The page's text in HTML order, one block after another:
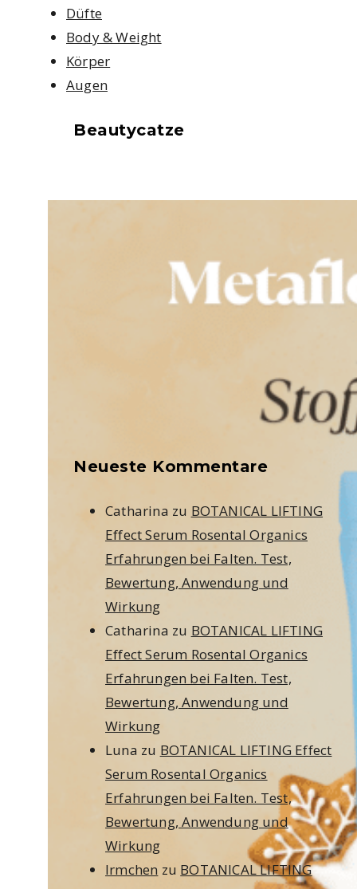
Düfte
Body & Weight
Körper
Augen
Beautycatze
Neueste Kommentare
Catharina zu BOTANICAL LIFTING
Effect Serum Rosental Organics
Erfahrungen bei Falten. Test,
Bewertung, Anwendung und
Wirkung
Catharina zu BOTANICAL LIFTING
Effect Serum Rosental Organics
Erfahrungen bei Falten. Test,
Bewertung, Anwendung und
Wirkung
Luna zu BOTANICAL LIFTING Effect
Serum Rosental Organics
Erfahrungen bei Falten. Test,
Bewertung, Anwendung und
Wirkung
Irmchen zu BOTANICAL LIFTING